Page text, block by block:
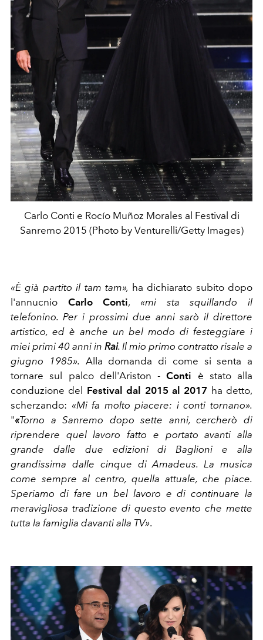
Carlo Conti e Rocío Muñoz Morales al Festival di
Sanremo 2015 (Photo by Venturelli/Getty Images)
«È già partito il tam tam», ha dichiarato subito dopo
l'annucnio Carlo Conti, «mi sta squillando il
telefonino. Per i prossimi due anni sarò il direttore
artistico, ed è anche un bel modo di festeggiare i
miei primi 40 anni in Rai. Il mio primo contratto risale a
giugno 1985». Alla domanda di come si senta a
tornare sul palco dell'Ariston -Conti è stato alla
conduzione del Festival dal 2015 al 2017 ha detto,
scherzando: «Mi fa molto piacere: i conti tornano».
"«Torno a Sanremo dopo sette anni, cercherò di
riprendere quel lavoro fatto e portato avanti alla
grande dalle due edizioni di Baglioni e alla
grandissima dalle cinque di Amadeus. La musica
come sempre al centro, quella attuale, che piace.
Speriamo di fare un bel lavoro e di continuare la
meravigliosa tradizione di questo evento che mette
tutta la famiglia davanti alla TV».